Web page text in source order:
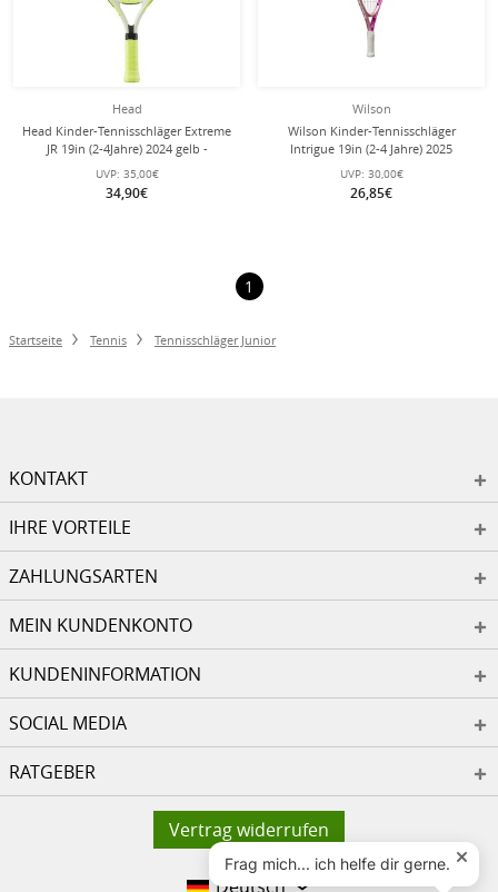
Head
Head Kinder-Tennisschläger Extreme
JR 19in (2-4Jahre) 2024 gelb -
besaitet -
UVP: 35,00€
34,90€
Wilson
Wilson Kinder-Tennisschläger
Intrigue 19in (2-4 Jahre) 2025
pink/rosa- besaitet - Mädchen
UVP: 30,00€
26,85€
1
Startseite Tennis Tennisschläger Junior
KONTAKT
IHRE VORTEILE
ZAHLUNGSARTEN
MEIN KUNDENKONTO
KUNDENINFORMATION
SOCIAL MEDIA
RATGEBER
Vertrag widerrufen
Deutsch